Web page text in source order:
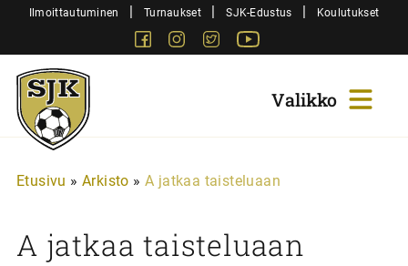
SiirryIlmoittautuminen | Turnaukset | SJK-Edustus | Koulutukset
FacebookInstagram
Twitter
Sjk-
Juniorit
Etusivu » Arkisto » A jatkaa taisteluaan
A jatkaa taisteluaan